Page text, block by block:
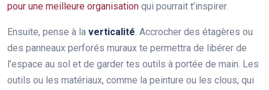
pour une meilleure organisation qui pourrait t’inspirer.
Ensuite, pense à la verticalité. Accrocher des étagères ou
des panneaux perforés muraux te permettra de libérer de
l’espace au sol et de garder tes outils à portée de main. Les
outils ou les matériaux, comme la peinture ou les clous, qui